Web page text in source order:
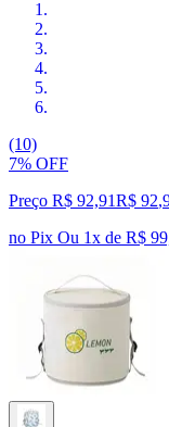
(10)
7% OFF
Preço R$ 92,91R$ 92,
no Pix Ou 1x de R$